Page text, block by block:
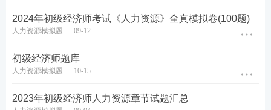
职位等级之问的差异比率越大
D.在恒定差异比率法中，各职位等级中的最高点之间
的差相等
上的重要差异
2024年初级经济师考试《人力资源》全真模拟卷(100题)
人力资源模拟题 09-12
初级经济师题库
人力资源模拟题 10-15
2023年初级经济师人力资源章节试题汇总